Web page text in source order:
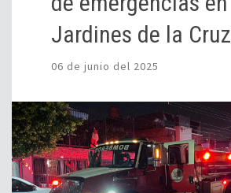
Jardines de la Cruz
06 de junio del 2025